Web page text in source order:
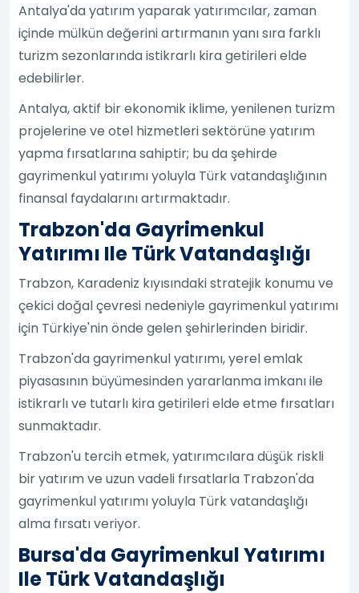
Antalya'da yatırım yaparak yatırımcılar, zaman
içinde mülkün değerini artırmanın yanı sıra farklı
turizm sezonlarında istikrarlı kira getirileri elde
edebilirler.
Antalya, aktif bir ekonomik iklime, yenilenen turizm
projelerine ve otel hizmetleri sektörüne yatırım
yapma fırsatlarına sahiptir; bu da şehirde
gayrimenkul yatırımı yoluyla Türk vatandaşlığının
finansal faydalarını artırmaktadır.
Trabzon'da Gayrimenkul
Yatırımı Ile Türk Vatandaşlığı
Trabzon, Karadeniz kıyısındaki stratejik konumu ve
çekici doğal çevresi nedeniyle gayrimenkul yatırımı
için Türkiye'nin önde gelen şehirlerinden biridir.
Trabzon'da gayrimenkul yatırımı, yerel emlak
piyasasının büyümesinden yararlanma imkanı ile
istikrarlı ve tutarlı kira getirileri elde etme fırsatları
sunmaktadır.
Trabzon'u tercih etmek, yatırımcılara düşük riskli
bir yatırım ve uzun vadeli fırsatlarla Trabzon'da
gayrimenkul yatırımı yoluyla Türk vatandaşlığı
alma fırsatı veriyor.
Bursa'da Gayrimenkul Yatırımı
Ile Türk Vatandaşlığı